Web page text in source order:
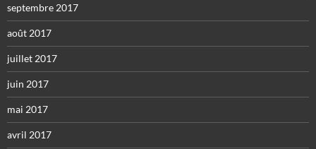
septembre 2017
août 2017
juillet 2017
juin 2017
mai 2017
avril 2017